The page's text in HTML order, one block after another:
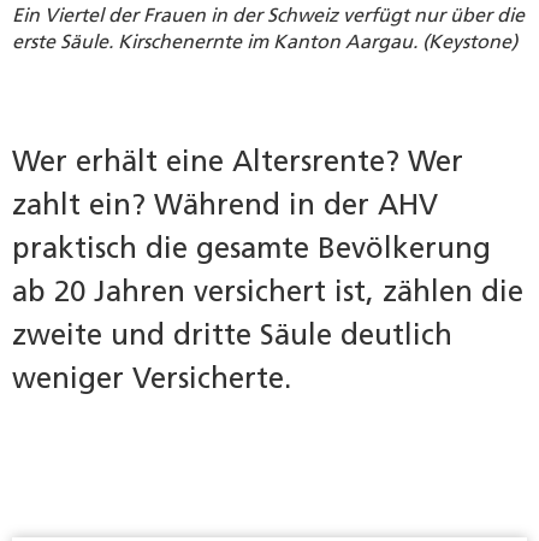
Ein Viertel der Frauen in der Schweiz verfügt nur über die
erste Säule. Kirschenernte im Kanton Aargau. (Keystone)
Wer erhält eine Altersrente? Wer
zahlt ein? Während in der AHV
praktisch die gesamte Bevölkerung
ab 20 Jahren versichert ist, zählen die
zweite und dritte Säule deutlich
weniger Versicherte.